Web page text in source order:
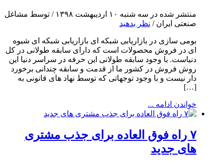
منتشر شده در سه شنبه ۱۰ اردیبهشت ۱۳۹۸ / توسط مشاغل
صنعتی ایران / نظر بدهید
بومی سازی در بازاریابی شبکه ای بازاریابی شبکه ای شیوه
ای در فروش محصولات است که دارای سابقه طولانی در کل
دنیاست. با وجود سابقه طولانی این حرفه در سراسر دنیا این
روش فروش در کشور ما از قدمت و سابقه چندانی برخورد
دار نیست و با وجود توجهاتی که توسط نهاد های قانونی به
[…]
خواندن ادامه ...
۷ راه فوق العاده برای جذب مشتری
های جدید